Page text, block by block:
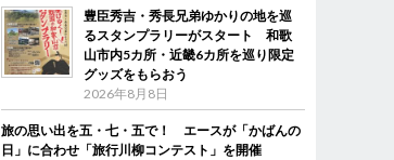
豊臣秀吉・秀長兄弟ゆかりの地を巡
るスタンプラリーがスタート 和歌
山市内5カ所・近畿6カ所を巡り限定
グッズをもらおう
2026年8月8日
旅の思い出を五・七・五で！ エースが「かばんの
日」に合わせ「旅行川柳コンテスト」を開催